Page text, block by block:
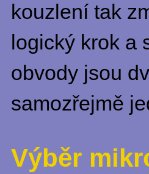
kouzlení tak
logický krok a
obvody jsou
samozřejmě
Výběr